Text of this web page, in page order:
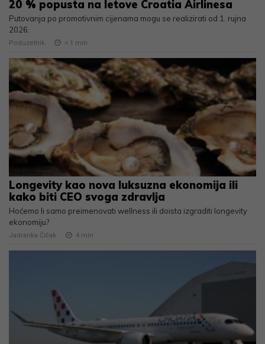
20 % popusta na letove Croatia Airlinesa
Putovanja po promotivnim cijenama mogu se realizirati od 1. rujna
2026.
Poduzetnik < 1 min
Longevity kao nova luksuzna ekonomija ili
kako biti CEO svoga zdravlja
Hoćemo li samo preimenovati wellness ili doista izgraditi longevity
ekonomiju?
Jadranka Čičak 4 min